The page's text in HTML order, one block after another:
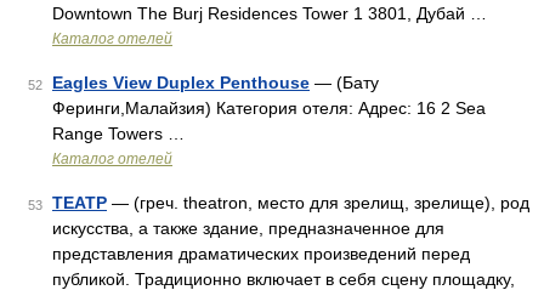
Downtown The Burj Residences Tower 1 3801, Дубай …
Каталог отелей
52 Eagles View Duplex Penthouse — (Бату
Феринги,Малайзия) Категория отеля: Адрес: 16 2 Sea
Range Towers …
Каталог отелей
53 ТЕАТР — (греч. theatron, место для зрелищ, зрелище), род
искусства, а также здание, предназначенное для
представления драматических произведений перед
публикой. Традиционно включает в себя сцену площадку,